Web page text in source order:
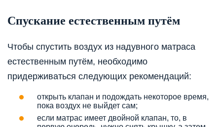
Спускание естественным путём
Чтобы спустить воздух из надувного матраса
естественным путём, необходимо
придерживаться следующих рекомендаций:
открыть клапан и подождать некоторое время,
пока воздух не выйдет сам;
если матрас имеет двойной клапан, то, в